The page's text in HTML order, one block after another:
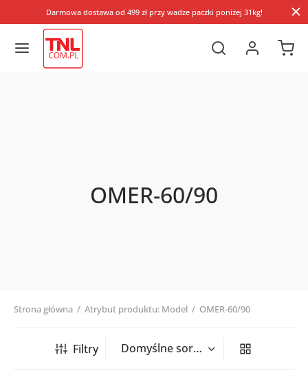
Darmowa dostawa od 499 zł przy wadze paczki poniżej 31kg!
OMER-60/90
Strona główna / Atrybut produktu: Model / OMER-60/90
Filtry